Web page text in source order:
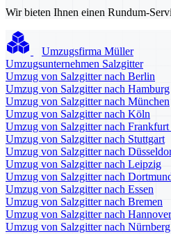
Wir bieten Ihnen einen Rundum-
Umzugsfirma Müller
Umzugsunternehmen Salzgitter
Umzug von Salzgitter nach Berlin
Umzug von Salzgitter nach Hamburg
Umzug von Salzgitter nach München
Umzug von Salzgitter nach Köln
Umzug von Salzgitter nach
Umzug von Salzgitter nach Stuttgart
Umzug von Salzgitter nach
Umzug von Salzgitter nach Leipzig
Umzug von Salzgitter nach
Umzug von Salzgitter nach Essen
Umzug von Salzgitter nach Bremen
Umzug von Salzgitter nach Hannover
Umzug von Salzgitter nach Nürnberg